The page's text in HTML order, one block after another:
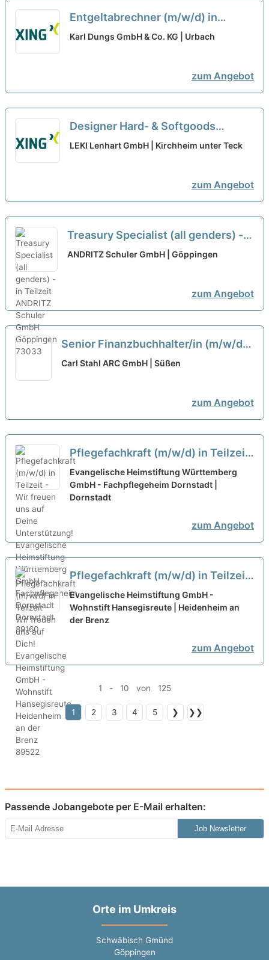
Entgeltabrechner (m/w/d) in
Vollzeit oder Teilzeit mit ca. 25–30
Karl Dungs GmbH & Co. KG | Urbach
zum Angebot
Designer Hard- & Softgoods
(m/w/d) Voll- oder Teilzeit neu
LEKI Lenhart GmbH | Kirchheim unter Teck
zum Angebot
Treasury Specialist (all genders) -
in Teilzeit neu
ANDRITZ Schuler GmbH | Göppingen
zum Angebot
Senior Finanzbuchhalter/in (m/w/d)
in Teilzeit neu
Carl Stahl ARC GmbH | Süßen
zum Angebot
Pflegefachkraft (m/w/d) in Teilzeit
- Wir freuen uns auf Deine
Unterstützung! neu
Evangelische Heimstiftung Württemberg
GmbH - Fachpflegeheim Dornstadt |
Dornstadt
zum Angebot
Pflegefachkraft (m/w/d) in Teilzeit
- Wir freuen uns auf Dich! neu
Evangelische Heimstiftung GmbH -
Wohnstift Hansegisreute | Heidenheim an
der Brenz
zum Angebot
1 - 10 von 125
1 2 3 4 5 ❯ ❯❯
Passende Jobangebote per E-Mail erhalten:
Job Newsletter
Orte im Umkreis
Schwäbisch Gmünd
Göppingen